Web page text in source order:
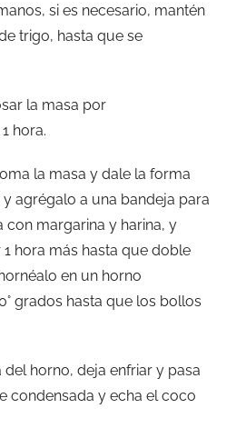
si es necesario, mantén
trigo, hasta que se
la masa por
hora.
la masa y dale la forma
agrégalo a una bandeja para
con margarina y harina, y
hora más hasta que doble
en un horno
grados hasta que los bollos
del horno, deja enfriar y pasa
condensada y echa el coco